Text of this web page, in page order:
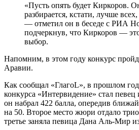
«Пусть опять будет Киркоров.
разбирается, кстати, лучше
— отметил он в беседе с РИА
подчеркнув, что Киркоров —
выбор.
Напомним, в этом году конкурс
Аравии.
Как сообщал «ГлагоL», в прошлом
конкурса «Интервидение» стал
он набрал 422 балла, опередив
на 50. Второе место жюри отдало
третье заняла певица Дана Аль-Мир